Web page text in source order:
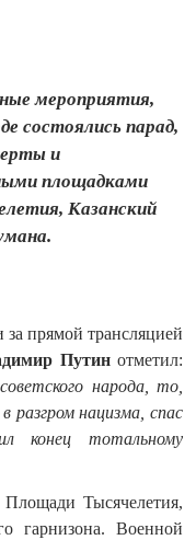
мероприятия,
состоялись парад,
и
площадками
Казанский
прямой трансляцией
Путинотметил:
народа, то,
разгром нацизма, спас
конец тотальному
Тысячелетия,
гарнизона. Военной